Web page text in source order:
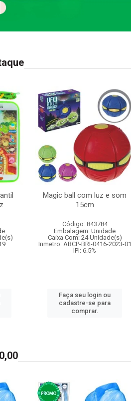
Magic ball com luz e som
15cm
Código: 843784
Embalagem: Unidade
Caixa Com: 24 Unidade(s)
Inmetro: ABCP-BRI-0416-2023-01
IPI: 6.5%
Faça seu login ou
cadastre-se para
comprar.